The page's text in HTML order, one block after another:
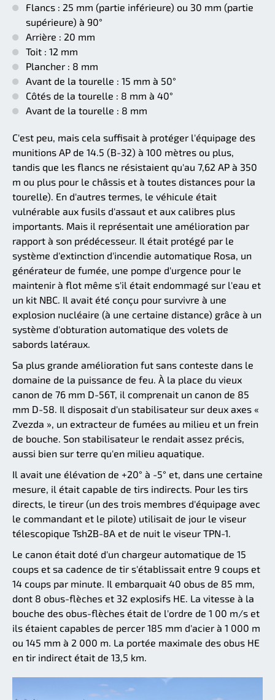
Flancs : 25 mm (partie inférieure) ou 30 mm (partie
supérieure) à 90°
Arrière : 20 mm
Toit : 12 mm
Plancher : 8 mm
Avant de la tourelle : 15 mm à 50°
Côtés de la tourelle : 8 mm à 40°
Avant de la tourelle : 8 mm
C'est peu, mais cela suffisait à protéger l'équipage des
munitions AP de 14.5 (B-32) à 100 mètres ou plus,
tandis que les flancs ne résistaient qu'au 7,62 AP à 350
m ou plus pour le châssis et à toutes distances pour la
tourelle). En d'autres termes, le véhicule était
vulnérable aux fusils d'assaut et aux calibres plus
importants. Mais il représentait une amélioration par
rapport à son prédécesseur. Il était protégé par le
système d'extinction d'incendie automatique Rosa, un
générateur de fumée, une pompe d'urgence pour le
maintenir à flot même s'il était endommagé sur l'eau et
un kit NBC. Il avait été conçu pour survivre à une
explosion nucléaire (à une certaine distance) grâce à un
système d'obturation automatique des volets de
sabords latéraux.
Sa plus grande amélioration fut sans conteste dans le
domaine de la puissance de feu. À la place du vieux
canon de 76 mm D-56T, il comprenait un canon de 85
mm D-58. Il disposait d'un stabilisateur sur deux axes «
Zvezda », un extracteur de fumées au milieu et un frein
de bouche. Son stabilisateur le rendait assez précis,
aussi bien sur terre qu'en milieu aquatique.
Il avait une élévation de +20° à -5° et, dans une certaine
mesure, il était capable de tirs indirects. Pour les tirs
directs, le tireur (un des trois membres d'équipage avec
le commandant et le pilote) utilisait de jour le viseur
télescopique Tsh2B-8A et de nuit le viseur TPN-1.
Le canon était doté d'un chargeur automatique de 15
coups et sa cadence de tir s'établissait entre 9 coups et
14 coups par minute. Il embarquait 40 obus de 85 mm,
dont 8 obus-flèches et 32 explosifs HE. La vitesse à la
bouche des obus-flèches était de l'ordre de 1 00 m/s et
ils étaient capables de percer 185 mm d'acier à 1 000 m
ou 145 mm à 2 000 m. La portée maximale des obus HE
en tir indirect était de 13,5 km.